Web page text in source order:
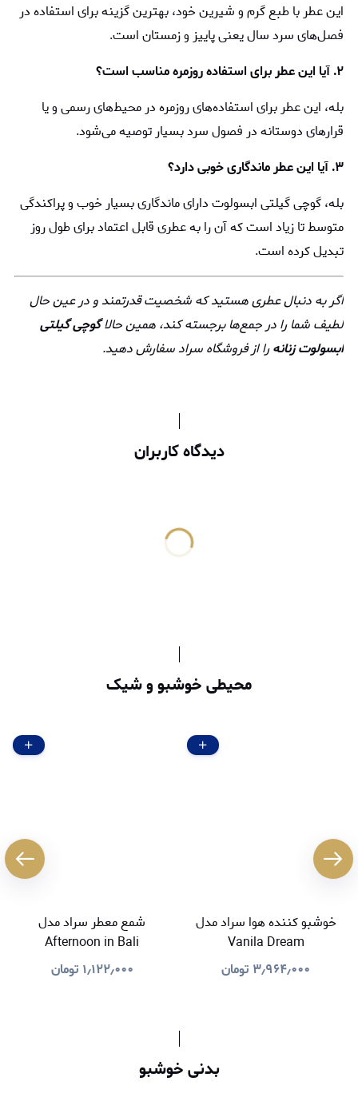
این عطر با طبع گرم و شیرین خود، بهترین گزینه برای استفاده در
فصل‌های سرد سال یعنی پاییز و زمستان است.
۲. آیا این عطر برای استفاده روزمره مناسب است؟
بله، این عطر برای استفاده‌های روزمره در محیط‌های رسمی و یا
قرارهای دوستانه در فصول سرد بسیار توصیه می‌شود.
۳. آیا این عطر ماندگاری خوبی دارد؟
بله، گوچی گیلتی ابسولوت دارای ماندگاری بسیار خوب و پراکندگی
متوسط تا زیاد است که آن را به عطری قابل اعتماد برای طول روز
تبدیل کرده است.
اگر به دنبال عطری هستید که شخصیت قدرتمند و در عین حال
لطیف شما را در جمع‌ها برجسته کند، همین حالاگوچی گیلتی
ابسولوت زنانهرا از فروشگاه سراد سفارش دهید.
دیدگاه کاربران
محیطی خوشبو و شیک
خوشبو کننده هوا سراد مدل
Vanila Dream
۳٫۹۶۴٫۰۰۰ تومان
شمع معطر سراد مدل
Afternoon in Bali
۱٫۱۲۲٫۰۰۰ تومان
بدنی خوشبو